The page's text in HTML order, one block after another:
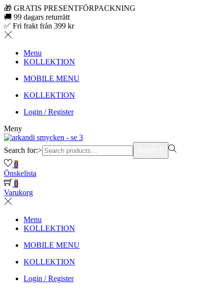
🎁 GRATIS PRESENTFÖRPACKNING
🚚 99 dagars returrätt
✅ Fri frakt från 399 kr
Menu
KOLLEKTION
MOBILE MENU
KOLLEKTION
Login / Register
Meny
Search for:>
0
Önskelista
0
Varukorg
Menu
KOLLEKTION
MOBILE MENU
KOLLEKTION
Login / Register